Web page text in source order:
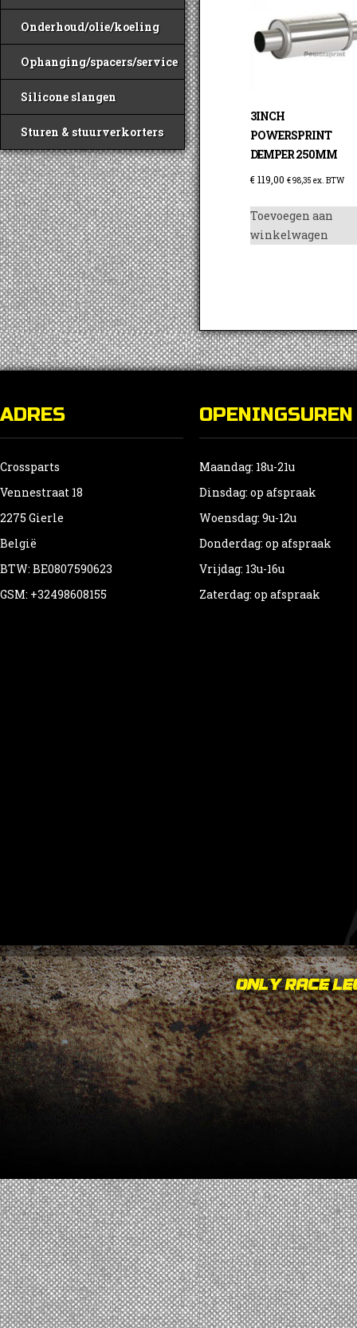
Onderhoud/olie/koeling
Ophanging/spacers/service
Silicone slangen
Sturen & stuurverkorters
3INCH
POWERSPRINT
DEMPER 250MM
€119,00 €98,35 ex. BTW
Toevoegen aan
winkelwagen
ADRES
Crossparts
Vennestraat 18
2275 Gierle
België
BTW: BE0807590623
GSM: +32498608155
OPENINGSUREN
Maandag: 18u-21u
Dinsdag: op afspraak
Woensdag: 9u-12u
Donderdag: op afspraak
Vrijdag: 13u-16u
Zaterdag: op afspraak